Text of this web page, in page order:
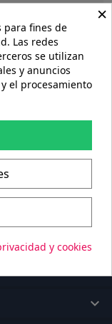
96h


×
para fines de
Las redes
se utilizan
y anuncios
el procesamiento
y cookies